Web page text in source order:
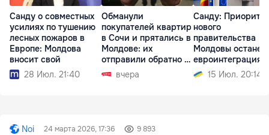
Санду о совместных
усилиях по тушению
лесных пожаров в
Европе: Молдова
вносит свой
28 Июл. 21:40
Обманули
покупателей квартир
в Сочи и прятались в
Молдове: их
отправили обратно в
РФ вчера
Санду:
нового
правительства
Молдовы
евроинтеграция
15 Июл. 20:14
Noi 24 марта 2026, 17:36 9 893